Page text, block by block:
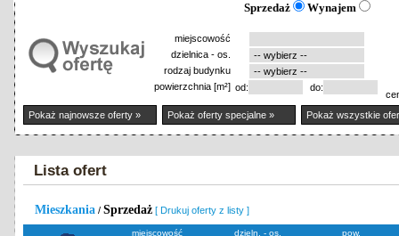
Sprzedaż Wynajem
miejscowość
dzielnica - os.
rodzaj budynku
powierzchnia [m²] od: do:
Pokaż najnowsze oferty »
Pokaż oferty specjalne » Pokaż wszystkie
Lista ofert
Mieszkania / Sprzedaż [ Drukuj oferty z listy ]
miejscowość dzieln. - os. pow.